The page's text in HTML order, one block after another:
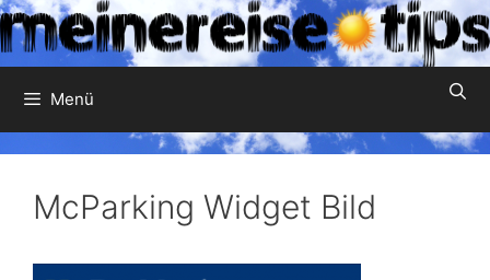
Zum
Inhalt
springen
Menü
McParking Widget Bild